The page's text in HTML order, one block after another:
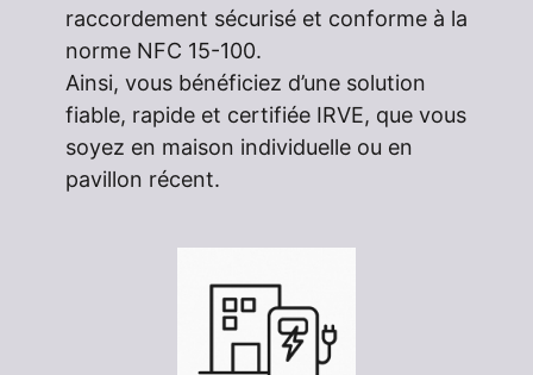
raccordement sécurisé et conforme à la
norme NFC 15-100.
Ainsi, vous bénéficiez d’une solution
fiable, rapide et certifiée IRVE, que vous
soyez en maison individuelle ou en
pavillon récent.